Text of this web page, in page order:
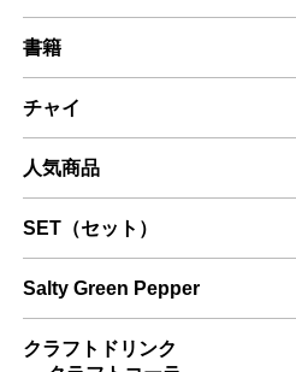
書籍
チャイ
人気商品
SET（セット）
Salty Green Pepper
クラフトドリンク